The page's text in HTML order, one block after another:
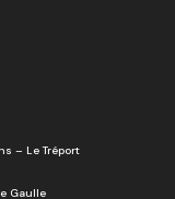
– Le Tréport
Gaulle